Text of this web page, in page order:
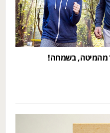
מהמיטה, בשמחה!